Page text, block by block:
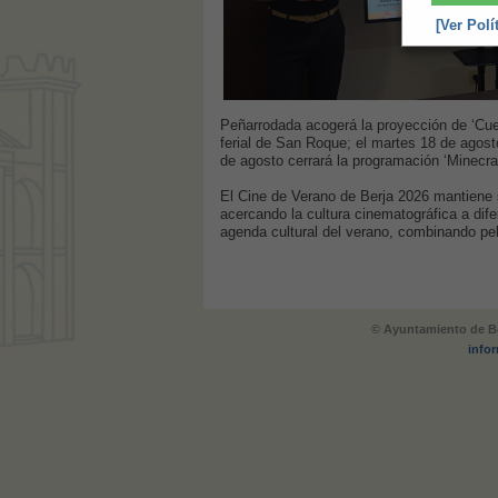
[Ver
Peñarrodada acogerá la proyección de
ferial de San Roque; el martes 18 de
de agosto cerrará la programación
El Cine de Verano de Berja 2026
acercando la cultura cinematográfica a
agenda cultural del verano, combinando
© Ayuntamiento de